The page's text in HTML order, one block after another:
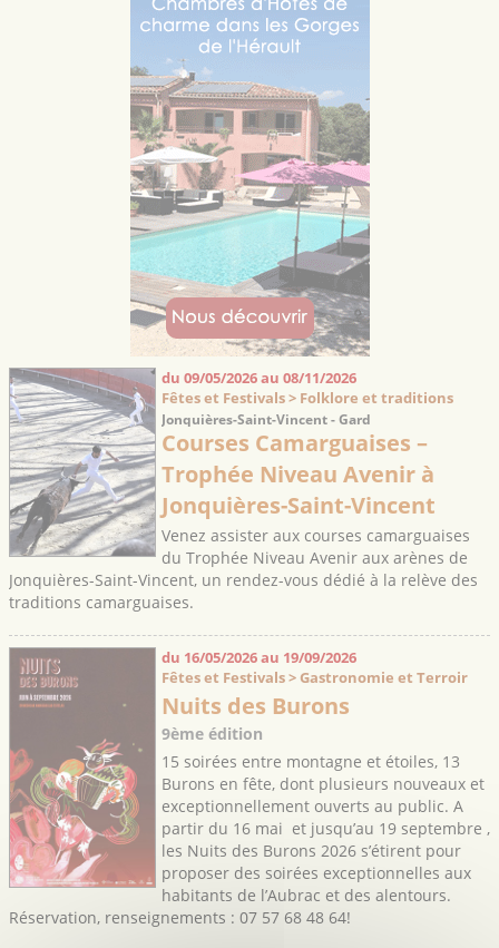
du 09/05/2026 au 08/11/2026
Fêtes et Festivals > Folklore et traditions
Jonquières-Saint-Vincent - Gard
Courses Camarguaises –
Trophée Niveau Avenir à
Jonquières-Saint-Vincent
Venez assister aux courses camarguaises
du Trophée Niveau Avenir aux arènes de
Jonquières-Saint-Vincent, un rendez-vous dédié à la relève des
traditions camarguaises.
du 16/05/2026 au 19/09/2026
Fêtes et Festivals > Gastronomie et Terroir
Nuits des Burons
9ème édition
15 soirées entre montagne et étoiles, 13
Burons en fête, dont plusieurs nouveaux et
exceptionnellement ouverts au public. A
partir du 16 mai et jusqu’au 19 septembre ,
les Nuits des Burons 2026 s’étirent pour
proposer des soirées exceptionnelles aux
habitants de l’Aubrac et des alentours.
Réservation, renseignements : 07 57 68 48 64!